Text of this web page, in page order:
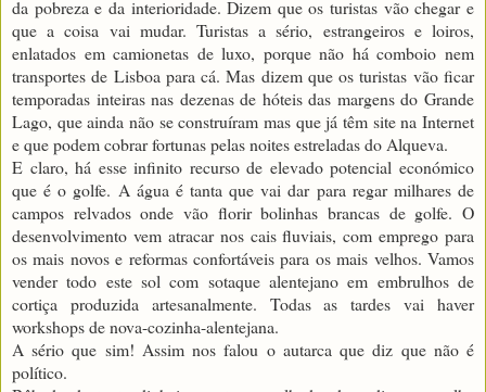
da pobreza e da interioridade. Dizem que os turistas vão chegar e
que a coisa vai mudar. Turistas a sério, estrangeiros e loiros,
enlatados em camionetas de luxo, porque não há comboio nem
transportes de Lisboa para cá. Mas dizem que os turistas vão ficar
temporadas inteiras nas dezenas de hóteis das margens do Grande
Lago, que ainda não se construíram mas que já têm site na Internet
e que podem cobrar fortunas pelas noites estreladas do Alqueva.
E claro, há esse infinito recurso de elevado potencial económico
que é o golfe. A água é tanta que vai dar para regar milhares de
campos relvados onde vão florir bolinhas brancas de golfe. O
desenvolvimento vem atracar nos cais fluviais, com emprego para
os mais novos e reformas confortáveis para os mais velhos. Vamos
vender todo este sol com sotaque alentejano em embrulhos de
cortiça produzida artesanalmente. Todas as tardes vai haver
workshops de nova-cozinha-alentejana.
A sério que sim! Assim nos falou o autarca que diz que não é
político.